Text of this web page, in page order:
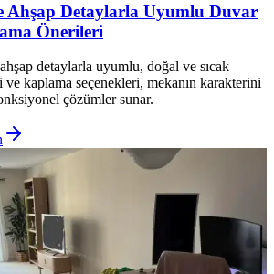
Ahşap Detaylarla Uyumlu Duvar
Önerileri
detaylarla uyumlu, doğal ve sıcak
kaplama seçenekleri, mekanın karakterini
çözümler sunar.